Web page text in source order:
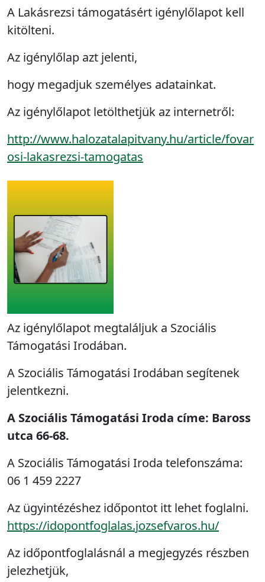
A Lakásrezsi támogatásért igénylőlapot kell
kitölteni.
Az igénylőlap azt jelenti,
hogy megadjuk személyes adatainkat.
Az igénylőlapot letölthetjük az internetről:
http://www.halozatalapitvany.hu/article/fovar
osi-lakasrezsi-tamogatas
Az igénylőlapot megtaláljuk a Szociális
Támogatási Irodában.
A Szociális Támogatási Irodában segítenek
jelentkezni.
A Szociális Támogatási Iroda címe: Baross
utca 66-68.
A Szociális Támogatási Iroda telefonszáma:
06 1 459 2227
Az ügyintézéshez időpontot itt lehet foglalni.
https://idopontfoglalas.jozsefvaros.hu/
Az időpontfoglalásnál a megjegyzés részben
jelezhetjük,